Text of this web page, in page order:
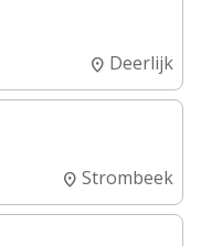
Deerlijk
Strombeek